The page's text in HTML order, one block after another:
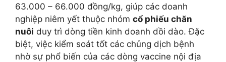
63.000 – 66.000 đồng/kg, giúp các doanh
nghiệp niêm yết thuộc nhóm cổ phiếu chăn
nuôi duy trì dòng tiền kinh doanh dồi dào. Đặc
biệt, việc kiểm soát tốt các chủng dịch bệnh
nhờ sự phổ biến của các dòng vaccine nội địa